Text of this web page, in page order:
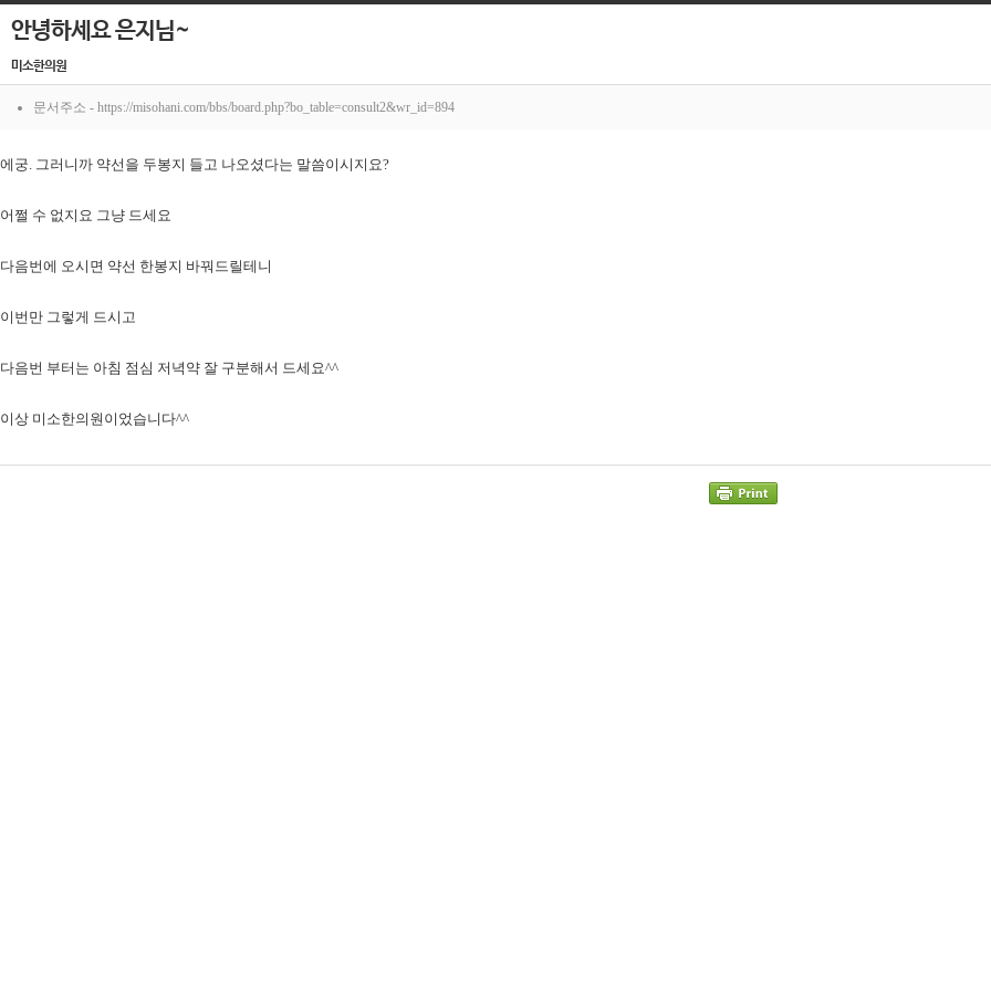
안녕하세요 은지님~
미소한의원
문서주소 - https://misohani.com/bbs/board.php?bo_table=consult2&wr_id=894
에궁. 그러니까 약선을 두봉지 들고 나오셨다는 말씀이시지요?
어쩔 수 없지요 그냥 드세요
다음번에 오시면 약선 한봉지 바꿔드릴테니
이번만 그렇게 드시고
다음번 부터는 아침 점심 저녁약 잘 구분해서 드세요^^
이상 미소한의원이었습니다^^